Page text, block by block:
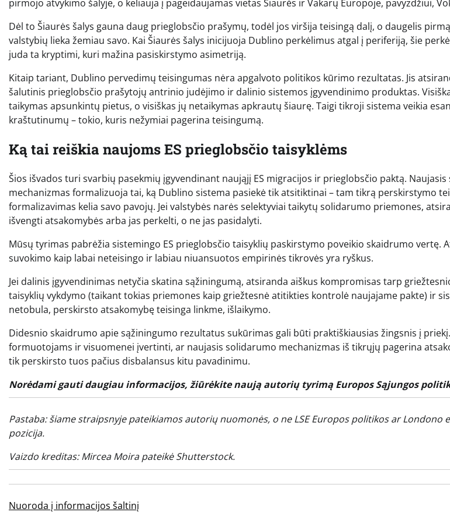
pirmojo atvykimo šalyje, o keliauja į pageidaujamas vietas Šiaurės ir Vakarų Europoje, pavyzdžiui,
Dėl to Šiaurės šalys gauna daug prieglobsčio prašymų, todėl jos viršija teisingą dalį, o daugelis
valstybių lieka žemiau savo. Kai Šiaurės šalys inicijuoja Dublino perkėlimus atgal į periferiją, šie
juda ta kryptimi, kuri mažina pasiskirstymo asimetriją.
Kitaip tariant, Dublino pervedimų teisingumas nėra apgalvoto politikos kūrimo rezultatas. Jis
šalutinis prieglobsčio prašytojų antrinio judėjimo ir dalinio sistemos įgyvendinimo produktas.
taikymas apsunkintų pietus, o visiškas jų netaikymas apkrautų šiaurę. Taigi tikroji sistema veikia
kraštutinumų – tokio, kuris nežymiai pagerina teisingumą.
Ką tai reiškia naujoms ES prieglobsčio taisyklėms
Šios išvados turi svarbių pasekmių įgyvendinant naująjį ES migracijos ir prieglobsčio paktą.
mechanizmas formalizuoja tai, ką Dublino sistema pasiekė tik atsitiktinai – tam tikrą perskirstymo
formalizavimas kelia savo pavojų. Jei valstybės narės selektyviai taikytų solidarumo priemones,
išvengti atsakomybės arba jas perkelti, o ne jas pasidalyti.
Mūsų tyrimas pabrėžia sistemingo ES prieglobsčio taisyklių paskirstymo poveikio skaidrumo vertę.
suvokimo kaip labai neteisingo ir labiau niuansuotos empirinės tikrovės yra ryškus.
Jei dalinis įgyvendinimas netyčia skatina sąžiningumą, atsiranda aiškus kompromisas tarp
taisyklių vykdymo (taikant tokias priemones kaip griežtesnė atitikties kontrolė naujajame pakte) ir
netobula, perskirsto atsakomybę teisinga linkme, išlaikymo.
Didesnio skaidrumo apie sąžiningumo rezultatus sukūrimas gali būti praktiškiausias žingsnis į
formuotojams ir visuomenei įvertinti, ar naujasis solidarumo mechanizmas iš tikrųjų pagerina
tik perskirsto tuos pačius disbalansus kitu pavadinimu.
Norėdami gauti daugiau informacijos, žiūrėkite naują autorių tyrimą Europos Sąjungos
Pastaba: šiame straipsnyje pateikiamos autorių nuomonės, o ne LSE Europos politikos ar Londono
pozicija.
Vaizdo kreditas:Mircea Moirapateikė Shutterstock.
Nuoroda į informacijos šaltinį